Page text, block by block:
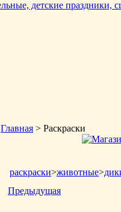
Главная > Раскраски
раскраски>животные>
Предыдущая